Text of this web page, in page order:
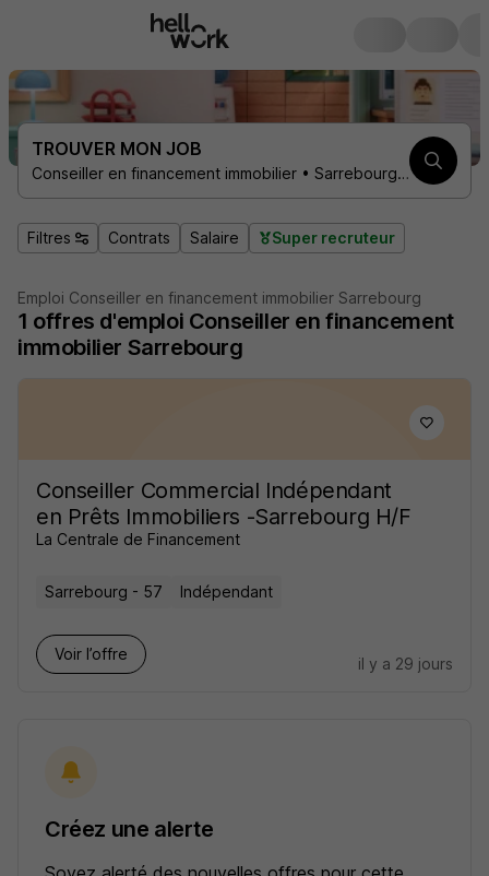
TROUVER MON JOB
Conseiller en financement immobilier • Sarrebourg 57400
Filtres Contrats Salaire Super recruteur
Emploi Conseiller en financement immobilier Sarrebourg
1 offres d'emploi Conseiller en financement
immobilier Sarrebourg
Conseiller Commercial Indépendant
en Prêts Immobiliers -Sarrebourg H/F
La Centrale de Financement
Sarrebourg - 57 Indépendant
Voir l’offre
il y a 29 jours
Créez une alerte